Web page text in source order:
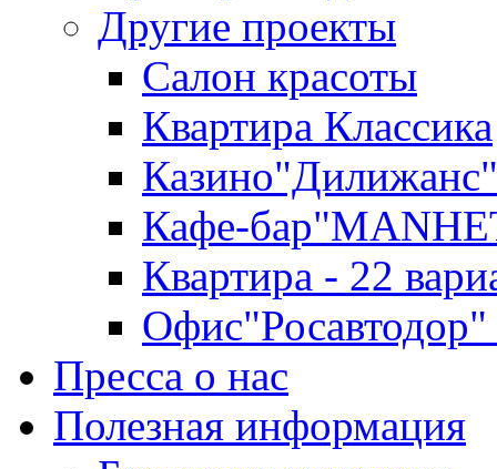
Другие проекты
Салон красоты
Квартира Классика
Кафе-
Квартира - 22
Пресса о нас
Полезная информация